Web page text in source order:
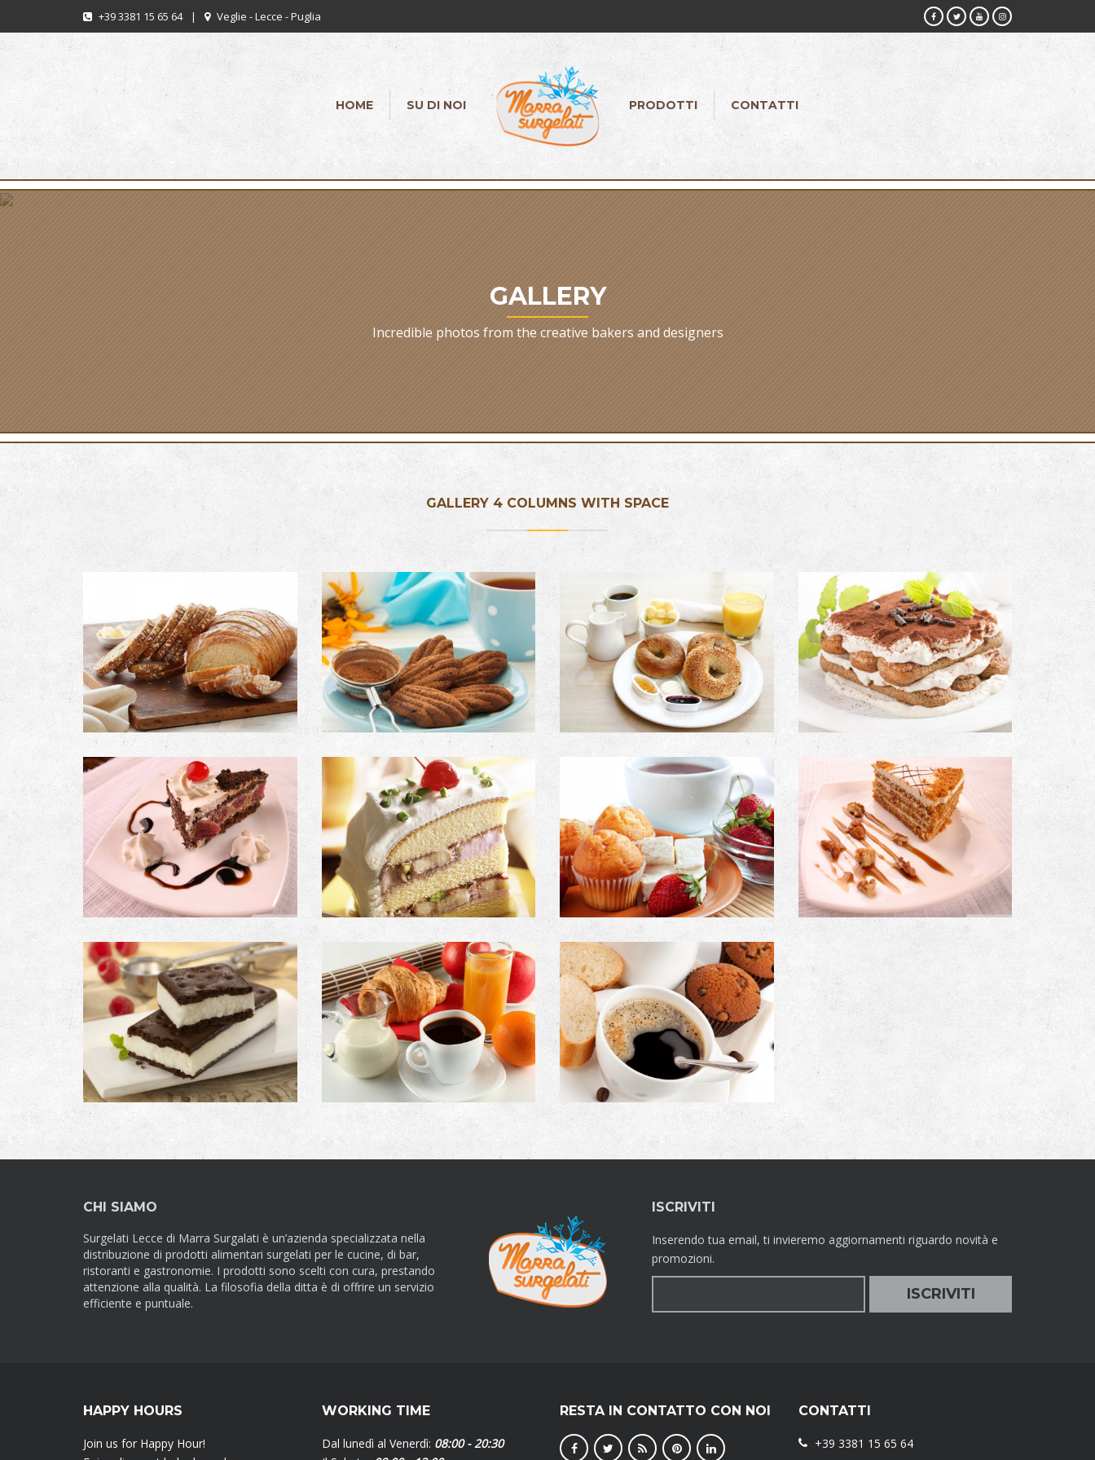
+39 3381 15 65 64 | Veglie - Lecce - Puglia
HOME SU DI NOI PRODOTTI CONTATTI
GALLERY
Incredible photos from the creative bakers and designers
GALLERY 4 COLUMNS WITH SPACE
PRODUCT NAME
Image with Lightbox
PRODUCT NO. 2
Image with Lightbox
PRODUCT TITLE
Image with Lightbox
PRODUCT CODE
Description: Image with Lightbox
PRODUCT #5
Image with an external link
PRODUCT NAME
Image with no link
PRODUCT DESCRIPTION
Image with Lightbox
PRODUCT DESCRIPTION
Image with an external link
PRODUCT #9
Image with no link
PRODUCT #10
Image with Lightbox
PRODUCT CODE
Image with Lightbox
CHI SIAMO
Surgelati Lecce di Marra Surgalati è un’azienda specializzata nella
distribuzione di prodotti alimentari surgelati per le cucine, di bar,
ristoranti e gastronomie. I prodotti sono scelti con cura, prestando
attenzione alla qualità. La filosofia della ditta è di offrire un servizio
efficiente e puntuale.
ISCRIVITI
Inserendo tua email, ti invieremo aggiornamenti riguardo novità e
promozioni.
HAPPY HOURS
Join us for Happy Hour!
WORKING TIME
Dal lunedì al Venerdì: 08:00 - 20:30
RESTA IN CONTATTO CON NOI CONTATTI
+39 3381 15 65 64